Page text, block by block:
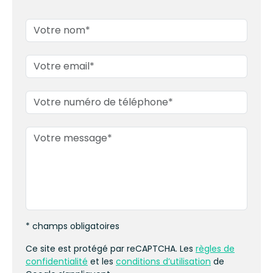
* champs obligatoires
Ce site est protégé par reCAPTCHA. Les règles de
confidentialité et les conditions d’utilisation de